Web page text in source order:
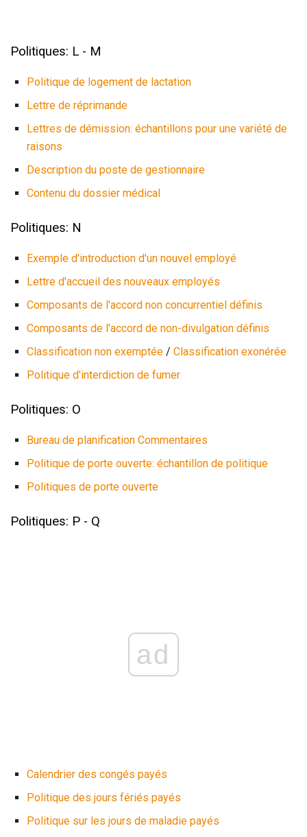
Politiques: L - M
Politique de logement de lactation
Lettre de réprimande
Lettres de démission: échantillons pour une variété de
raisons
Description du poste de gestionnaire
Contenu du dossier médical
Politiques: N
Exemple d'introduction d'un nouvel employé
Lettre d'accueil des nouveaux employés
Composants de l'accord non concurrentiel définis
Composants de l'accord de non-divulgation définis
Classification non exemptée / Classification exonérée
Politique d'interdiction de fumer
Politiques: O
Bureau de planification Commentaires
Politique de porte ouverte: échantillon de politique
Politiques de porte ouverte
Politiques: P - Q
ad
Calendrier des congés payés
Politique des jours fériés payés
Politique sur les jours de maladie payés